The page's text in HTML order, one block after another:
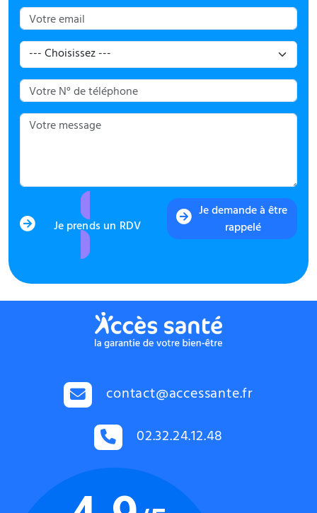
Je prends un RDV
Je demande à être
rappelé
contact@accessante.fr
02.32.24.12.48